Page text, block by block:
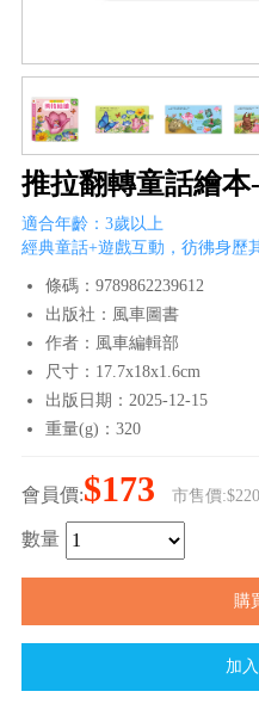
推拉翻轉童話繪本
適合年齡：3歲以上
經典童話+遊戲互動，彷彿身歷
條碼：9789862239612
出版社：風車圖書
作者：風車編輯部
尺寸：17.7x18x1.6cm
出版日期：2025-12-15
重量(g)：320
會員價:$173 市售價:$220
數量